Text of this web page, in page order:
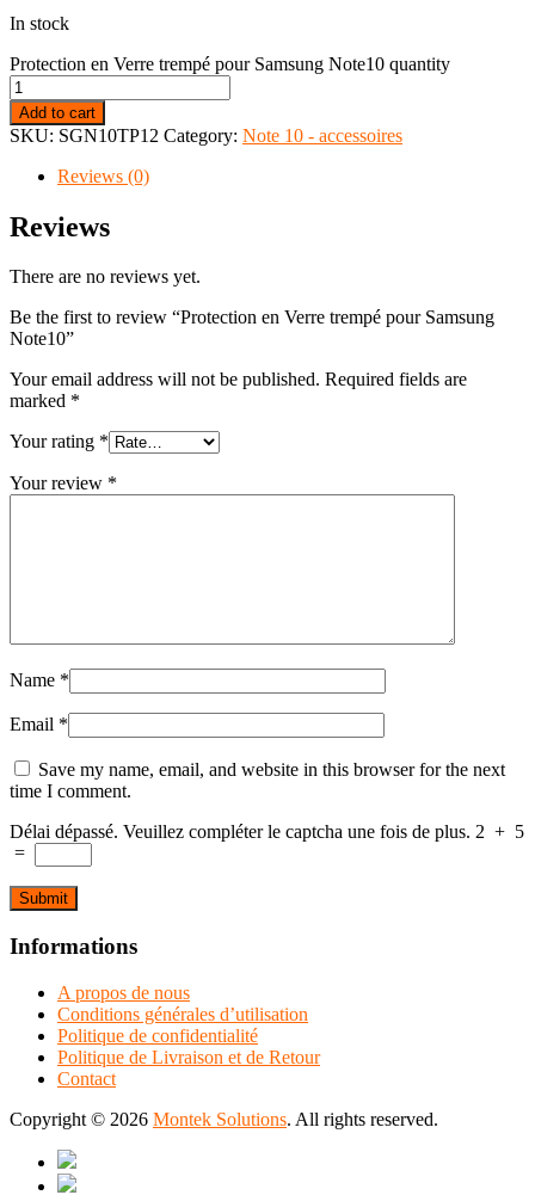
In stock
Protection en Verre trempé pour Samsung Note10 quantity
Add to cart
SKU: SGN10TP12 Category: Note 10 - accessoires
Reviews (0)
Reviews
There are no reviews yet.
Be the first to review “Protection en Verre trempé pour Samsung
Note10”
Your email address will not be published. Required fields are
marked *
Your rating *
Your review *
Name *
Email *
Save my name, email, and website in this browser for the next
time I comment.
Délai dépassé. Veuillez compléter le captcha une fois de plus. 2 + 5
=
Informations
A propos de nous
Conditions générales d’utilisation
Politique de confidentialité
Politique de Livraison et de Retour
Contact
Copyright © 2026 Montek Solutions. All rights reserved.